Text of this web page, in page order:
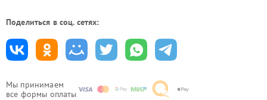
Мы принимаем
все формы оплаты
Поделиться в соц. сетях: